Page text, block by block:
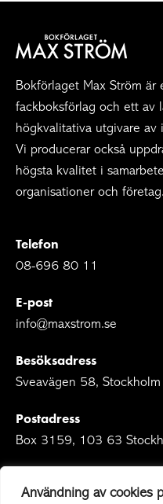
Användning av cookies
Bokförlaget Max Ström är
fackboksförlag och ett av
högkvalitativa utgivare av
Vi producerar också
högsta kvalitet i
organisationer och företag.
Telefon
08-696 80 11
E-post
info@maxstrom.se
Besöksadress
Sveavägen 58, Stockholm
Postadress
Box 3159, 103 63